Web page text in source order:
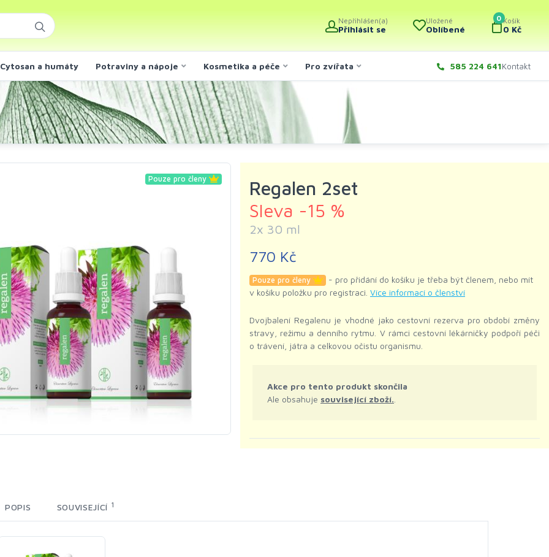
Nepřihlášen(a)
Přihlásit se
Uložené
Oblíbené
0 Košík
0 Kč
Cytosan a humáty Potraviny a nápoje Kosmetika a péče Pro zvířata 585 224 641Kontakt
Pouze pro členy
Regalen 2set
Sleva -15 %
2x 30 ml
770 Kč
Pouze pro členy
- pro přidání do košíku je třeba být členem, nebo mít
v košíku položku pro registraci. Více informací o členství
Dvojbalení Regalenu je vhodné jako cestovní rezerva pro období změny
stravy, režimu a denního rytmu. V rámci cestovní lékárničky podpoří péči
o trávení, játra a celkovou očistu organismu.
Akce pro tento produkt skončila
Ale obsahuje související zboží.
POPIS SOUVISEJÍCÍ 1